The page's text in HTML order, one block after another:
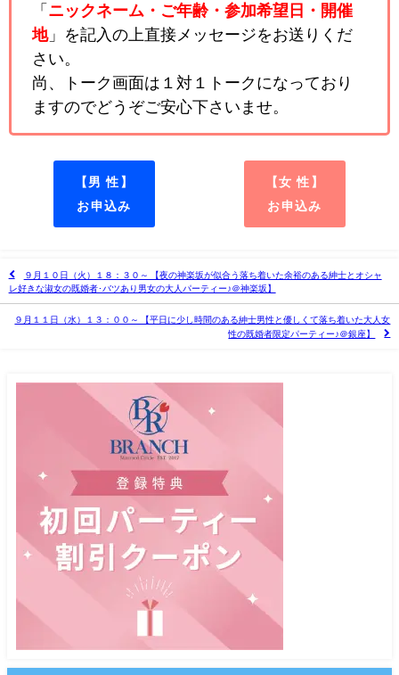
「 ニックネーム・ご年齢・参加希望日・開催
地」を記入の上直接メッセージをお送りくだ
さい。
尚、トーク画面は１対１トークになっており
ますのでどうぞご安心下さいませ。
【男 性】
お申込み
【女 性】
お申込み
９月１０日（火）１８：３０～ 【夜の神楽坂が似合う落ち着いた余裕のある紳士とオシャ
レ好きな淑女の既婚者･バツあり男女の大人パーティー♪＠神楽坂】
９月１１日（水）１３：００～ 【平日に少し時間のある紳士男性と優しくて落ち着いた大人女
性の既婚者限定パーティー♪＠銀座】